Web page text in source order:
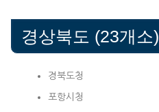
경상북도 (23개소)
경북도청
포항시청